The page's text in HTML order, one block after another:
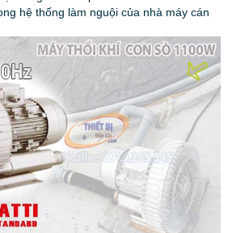
hệ thống làm nguội của nhà máy cán